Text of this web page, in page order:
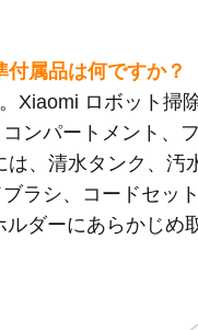
属品は何ですか？
Xiaomi ロボット掃
ンパートメント、
、清水タンク、汚
ラシ、コードセッ
ダーにあらかじめ